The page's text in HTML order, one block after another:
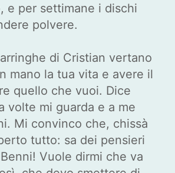
e per settimane i dischi
polvere.
di Cristian vertano
mano la tua vita e avere il
quello che vuoi. Dice
volte mi guarda e a me
Mi convinco che, chissà
tutto: sa dei pensieri
Vuole dirmi che va